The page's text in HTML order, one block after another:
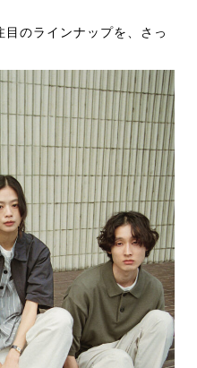
のラインナップを、さっ